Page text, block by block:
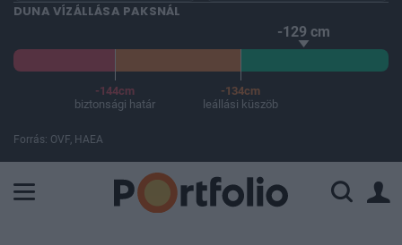
DUNA VÍZÁLLÁSA PAKSNÁL
-129 cm
-144cm
biztonsági határ
-134cm
leállási küszöb
Forrás: OVF, HAEA